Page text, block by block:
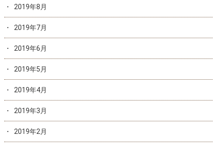
2019年8月
2019年7月
2019年6月
2019年5月
2019年4月
2019年3月
2019年2月